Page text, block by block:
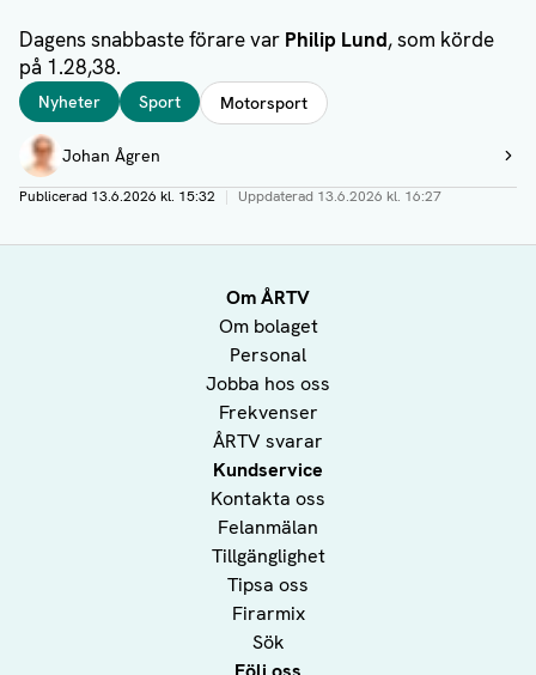
Dagens snabbaste förare var Philip Lund, som körde
på 1.28,38.
Taggar
Nyheter Sport Motorsport
Författare
Johan Ågren
Visa profil
Publicerad 13.6.2026 kl. 15:32 | Uppdaterad 13.6.2026 kl. 16:27
Om ÅRTV
Om bolaget
Personal
Jobba hos oss
Frekvenser
ÅRTV svarar
Kundservice
Kontakta oss
Felanmälan
Tillgänglighet
Tipsa oss
Firarmix
Sök